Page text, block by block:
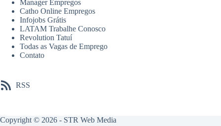
Manager Empregos
Catho Online Empregos
Infojobs Grátis
LATAM Trabalhe Conosco
Revolution Tatuí
Todas as Vagas de Emprego
Contato
RSS
Copyright © 2026 - STR Web Media